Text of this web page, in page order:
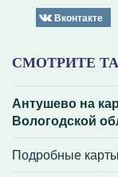
СМОТРИТЕ
Антушево на
Вологодской
Подробные
Вконтакте